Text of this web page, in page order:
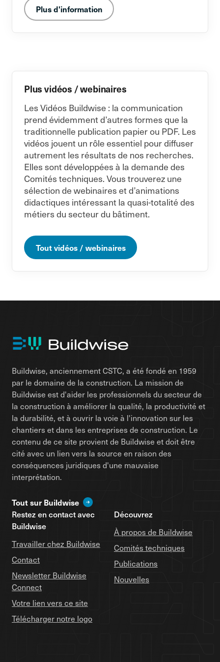
Plus d'information
Plus vidéos / webinaires
Les Vidéos Buildwise : la communication
prend évidemment d’autres formes que la
traditionnelle publication papier ou PDF. Les
vidéos jouent un rôle essentiel pour diffuser
autrement les résultats de nos recherches.
Elles sont développées à la demande des
Comités techniques. Vous trouverez une
sélection de webinaires et d’animations
didactiques intéressant la quasi-totalité des
métiers du secteur du bâtiment.
Tout vidéos / webinaires
Buildwise, anciennement CSTC, a été fondé en 1959
par le domaine de la construction. La mission de
Buildwise est d'aider les professionnels du secteur de
la construction à améliorer la qualité, la productivité et
la durabilité, et à ouvrir la voie à l'innovation sur les
chantiers et dans les entreprises de construction. Le
contenu de ce site provient de Buildwise et doit être
cité avec un lien vers la source en raison des
conséquences juridiques d'une mauvaise
interprétation.
Tout sur Buildwise
Restez en contact avec
Buildwise
Travailler chez Buildwise
Contact
Newsletter Buildwise
Connect
Votre lien vers ce site
Télécharger notre logo
Découvrez
À propos de Buildwise
Comités techniques
Publications
Nouvelles